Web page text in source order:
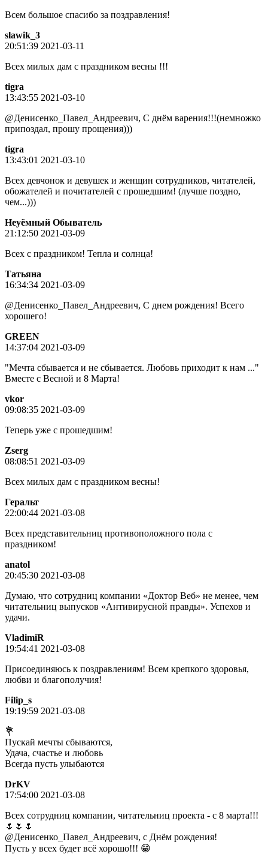
Всем большое спасибо за поздравления!
slawik_3
20:51:39 2021-03-11
Всех милых дам с праздником весны !!!
tigra
13:43:55 2021-03-10
@Денисенко_Павел_Андреевич, С днём варения!!!(немножко
припоздал, прошу прощения)))
tigra
13:43:01 2021-03-10
Всех девчонок и девушек и женщин сотрудников, читателей,
обожателей и почитателей с прошедшим! (лучше поздно,
чем...)))
Неуёмный Обыватель
21:12:50 2021-03-09
Всех с праздником! Тепла и солнца!
Татьяна
16:34:34 2021-03-09
@Денисенко_Павел_Андреевич, С днем рождения! Всего
хорошего!
GREEN
14:37:04 2021-03-09
"Мечта сбывается и не сбывается. Любовь приходит к нам ..."
Вместе с Весной и 8 Марта!
vkor
09:08:35 2021-03-09
Теперь уже с прошедшим!
Zserg
08:08:51 2021-03-09
Всех милых дам с праздником весны!
Геральт
22:00:44 2021-03-08
Всех представительниц противоположного пола с
праздником!
anatol
20:45:30 2021-03-08
Думаю, что сотрудниц компании «Доктор Веб» не менее, чем
читательниц выпусков «Антивирусной правды». Успехов и
удачи.
VladimiR
19:54:41 2021-03-08
Присоединяюсь к поздравлениям! Всем крепкого здоровья,
любви и благополучия!
Filip_s
19:19:59 2021-03-08
💐
Пускай мечты сбываются,
Удача, счастье и любовь
Всегда пусть улыбаются
DrKV
17:54:00 2021-03-08
Всех сотрудниц компании, читательниц проекта - с 8 марта!!!
🌷🌷🌷
@Денисенко_Павел_Андреевич, с Днём рождения!
Пусть у всех будет всё хорошо!!! 😁